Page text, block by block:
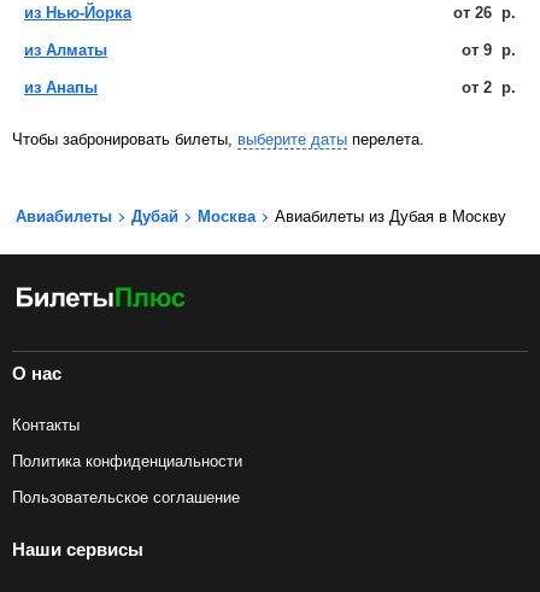
из Нью-Йорка от 26 р.
из Алматы от 9 р.
из Анапы от 2 р.
Чтобы забронировать билеты, выберите даты перелета.
Авиабилеты Дубай Москва Авиабилеты из Дубая в Москву
О нас
Контакты
Политика конфиденциальности
Пользовательское соглашение
Наши сервисы